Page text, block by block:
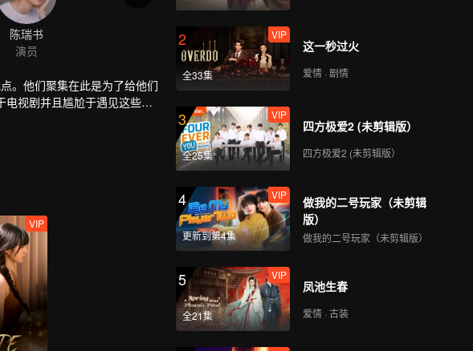
陈瑞书
演员
。他们聚集在此是为了给他们
视剧并且尴尬于遇见这些偶
开始他们的冒险，只为弄清
VIP
2
全33集
VIP
这一秒过火
爱情 · 剧情
3
全25集
VIP
四方极爱2 (未剪辑版）
四方极爱2 (未剪辑版）
4
更新到第4集
VIP
做我的二号玩家（未剪辑
版）
做我的二号玩家（未剪辑版）
5
全21集
VIP
凤池生春
爱情 · 古装